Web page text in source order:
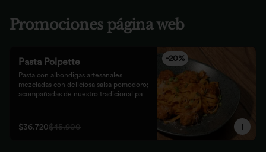
Promociones página web
-20%
Pasta Polpette
Pasta con albóndigas artesanales
mezcladas con deliciosa salsa pomodoro;
acompañadas de nuestro tradicional pan
$36.720$45.900